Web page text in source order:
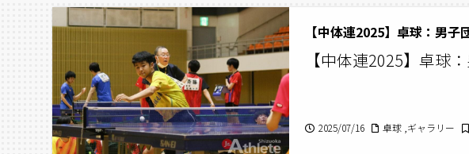
【中体連2025】卓球：男子
【中体連2025】卓球
2025/07/16 卓球 ,ギャラリー